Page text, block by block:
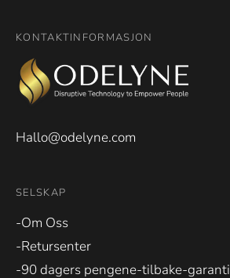
KONTAKTINFORMASJON
Hallo@odelyne.com
SELSKAP
-Om Oss
-Retursenter
-90 dagers pengene-tilbake-garanti